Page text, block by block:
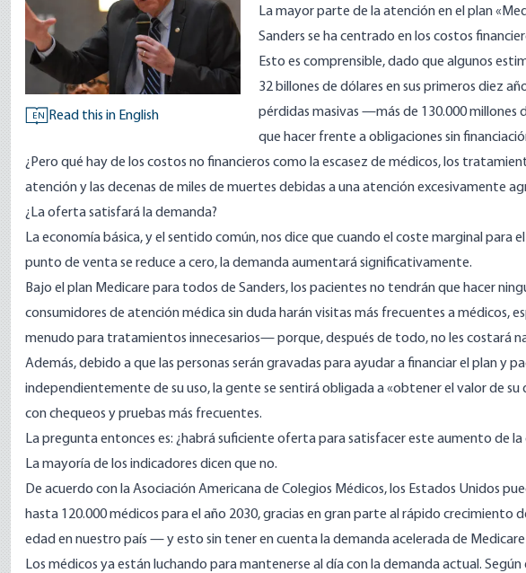
EN Read this in English
La mayor parte de la atención en el plan
Sanders se ha centrado en los costos
Esto es comprensible, dado que algunos
32 billones de dólares en sus primeros diez
pérdidas masivas —más de 130.000 millones
que hacer frente a obligaciones sin
¿Pero qué hay de los costos no financieros como la escasez de médicos, los
atención y las decenas de miles de muertes debidas a una atención excesivamente
¿La oferta satisfará la demanda?
La economía básica, y el sentido común, nos dice que cuando el coste marginal para
punto de venta se reduce a cero, la demanda aumentará significativamente.
Bajo el plan Medicare para todos de Sanders, los pacientes no tendrán que hacer
consumidores de atención médica sin duda harán visitas más frecuentes a médicos,
menudo para tratamientos innecesarios— porque, después de todo, no les costará
Además, debido a que las personas serán gravadas para ayudar a financiar el plan y
independientemente de su uso, la gente se sentirá obligada a «obtener el valor de su
con chequeos y pruebas más frecuentes.
La pregunta entonces es: ¿habrá suficiente oferta para satisfacer este aumento de la
La mayoría de los indicadores dicen que no.
De acuerdo con laAsociación Americana de Colegios Médicos, los Estados Unidos
hasta 120.000 médicos para el año 2030, gracias en gran parte al rápido crecimiento
edad en nuestro país — y esto sin tener en cuenta la demanda acelerada de
Los médicos ya están luchando para mantenerse al día con la demanda actual. Según